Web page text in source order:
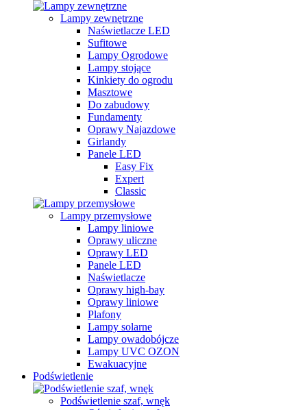
Lampy zewnętrzne
Naświetlacze LED
Sufitowe
Lampy Ogrodowe
Lampy stojące
Kinkiety do ogrodu
Masztowe
Do zabudowy
Fundamenty
Oprawy Najazdowe
Girlandy
Panele LED
Easy Fix
Expert
Classic
Lampy przemysłowe
Lampy liniowe
Oprawy uliczne
Oprawy LED
Panele LED
Naświetlacze
Oprawy high-bay
Oprawy liniowe
Plafony
Lampy solarne
Lampy owadobójcze
Lampy UVC OZON
Ewakuacyjne
Podświetlenie
Podświetlenie szaf, wnęk